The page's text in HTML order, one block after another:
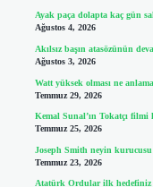
Ayak paça dolapta kaç gün
Ağustos 4, 2026
Akılsız başın atasözünün
Ağustos 3, 2026
Watt yüksek olması ne
Temmuz 29, 2026
Kemal Sunal’ın Tokatçı
Temmuz 25, 2026
Joseph Smith neyin kurucusu
Temmuz 23, 2026
Atatürk Ordular ilk hedefiniz